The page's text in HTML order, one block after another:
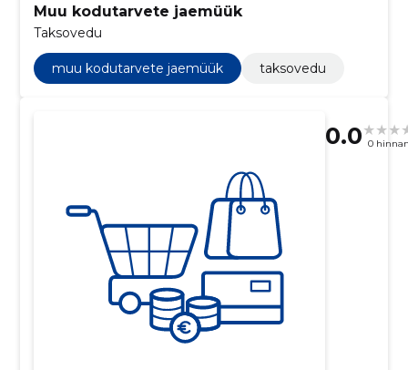
Muu kodutarvete jaemüük
Taksovedu
muu kodutarvete jaemüük taksovedu
0.0 0